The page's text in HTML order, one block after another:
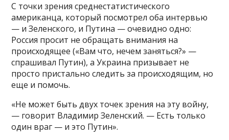
С точки зрения среднестатистического
американца, который посмотрел оба интервью
— и Зеленского, и Путина — очевидно одно:
Россия просит не обращать внимания на
происходящее («Вам что, нечем заняться?» —
спрашивал Путин), а Украина призывает не
просто пристально следить за происходящим, но
еще и помочь.
«Не может быть двух точек зрения на эту войну,
— говорит Владимир Зеленский. — Есть только
один враг — и это Путин».